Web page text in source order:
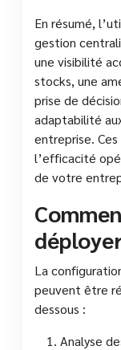
En résumé,
gestion
une visibilité
stocks, une
prise de
adaptabilité
entreprise.
l’efficacité
de votre
La
peuvent être
dessous :
Analyse